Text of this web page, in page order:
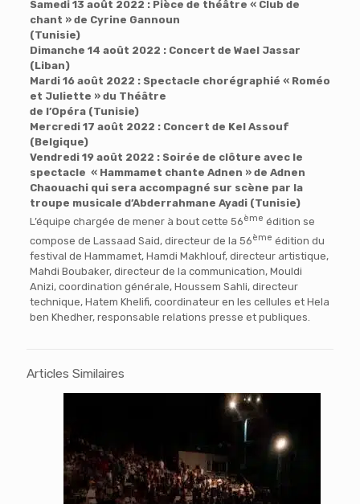
Samedi 13 août 2022 : Pièce de théâtre « Club de
chant » de Cyrine Gannoun
(Tunisie)
Dimanche 14 août 2022 : Concert de Wael Jassar
(Liban)
Mardi 16 août 2022 : Spectacle chorégraphié « Roméo
et Juliette » du Théâtre
de l’Opéra (Tunisie)
Mercredi 17 août 2022 : Concert de Kel Assouf
(Belgique)
Vendredi 19 août 2022 : Soirée de clôture avec le
spectacle « Hammamet chante Adnen » de Adnen
Chaouachi qui sera accompagné sur scène par la
troupe musicale d’Abderrahmane Ayadi (Tunisie)
L’équipe chargée de mener à bout cette 56ème édition se
compose de Lassaad Said, directeur de la 56ème édition du
festival de Hammamet, Hamdi Makhlouf, directeur artistique,
Mahdi Boubaker, directeur de la communication, Mouldi
Anizi, coordination générale, Houssem Sahli, directeur
technique, Hatem Khelifi, coordinateur en les cellules et Hela
ben Khedher, responsable relations presse et publiques.
Articles Similaires